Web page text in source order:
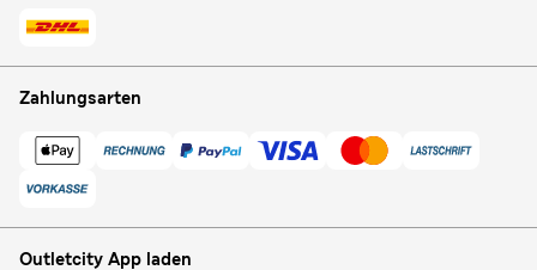
Zahlungsarten
Outletcity App laden